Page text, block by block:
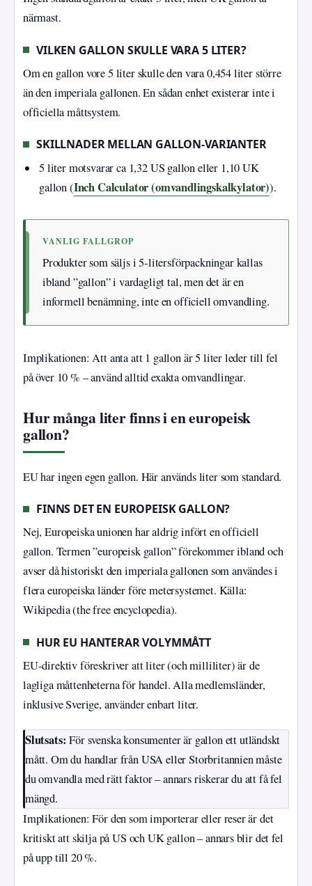
närmast.
VILKEN GALLON SKULLE VARA 5 LITER?
Om en gallon vore 5 liter skulle den vara 0,454 liter större
än den imperiala gallonen. En sådan enhet existerar inte i
officiella måttsystem.
SKILLNADER MELLAN GALLON-VARIANTER
5 liter motsvarar ca 1,32 US gallon eller 1,10 UK
gallon (Inch Calculator (omvandlingskalkylator)).
VANLIG FALLGROP
Produkter som säljs i 5-litersförpackningar kallas
ibland ”gallon” i vardagligt tal, men det är en
informell benämning, inte en officiell omvandling.
Implikationen: Att anta att 1 gallon är 5 liter leder till fel
på över 10 % – använd alltid exakta omvandlingar.
Hur många liter finns i en europeisk
gallon?
EU har ingen egen gallon. Här används liter som standard.
FINNS DET EN EUROPEISK GALLON?
Nej, Europeiska unionen har aldrig infört en officiell
gallon. Termen ”europeisk gallon” förekommer ibland och
avser då historiskt den imperiala gallonen som användes i
flera europeiska länder före metersystemet. Källa:
Wikipedia (the free encyclopedia).
HUR EU HANTERAR VOLYMMÅTT
EU-direktiv föreskriver att liter (och milliliter) är de
lagliga måttenheterna för handel. Alla medlemsländer,
inklusive Sverige, använder enbart liter.
Slutsats: För svenska konsumenter är gallon ett utländskt
mått. Om du handlar från USA eller Storbritannien måste
du omvandla med rätt faktor – annars riskerar du att få fel
mängd.
Implikationen: För den som importerar eller reser är det
kritiskt att skilja på US och UK gallon – annars blir det fel
på upp till 20 %.